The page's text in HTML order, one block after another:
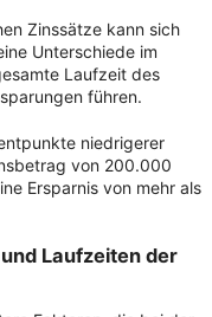
Zinssätze kann sich
Unterschiede im
Laufzeit des
führen.
niedrigerer
von 200.000
Ersparnis von mehr als
Laufzeiten der